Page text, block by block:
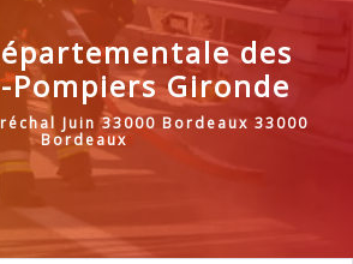
des
Pompiers Gironde
Juin 33000 Bordeaux 33000
Bordeaux